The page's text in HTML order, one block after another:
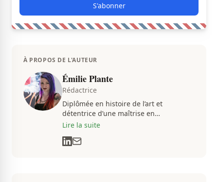
S'abonner
À PROPOS DE L'AUTEUR
Émilie Plante
Rédactrice
Diplômée en histoire de l’art et
détentrice d’une maîtrise en
muséologie, Émilie gravite dans
communications depuis près de deux
Lire la suite